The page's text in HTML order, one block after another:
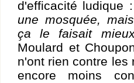
d'efficacité ludique
une mosquée,
ça le faisait
Moulard et
n'ont rien contre les
encore moins